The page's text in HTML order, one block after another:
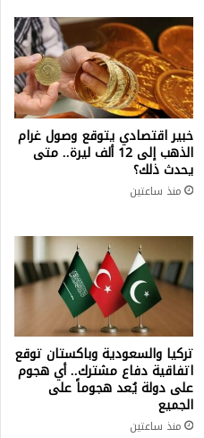
خبير اقتصادي يتوقع وصول غرام
الذهب إلى 12 ألف ليرة.. متى
يحدث ذلك؟
منذ ساعتين
تركيا والسعودية وباكستان توقع
اتفاقية دفاع مشترك.. أي هجوم
على دولة يُعد هجوماً على
الجميع
منذ ساعتين